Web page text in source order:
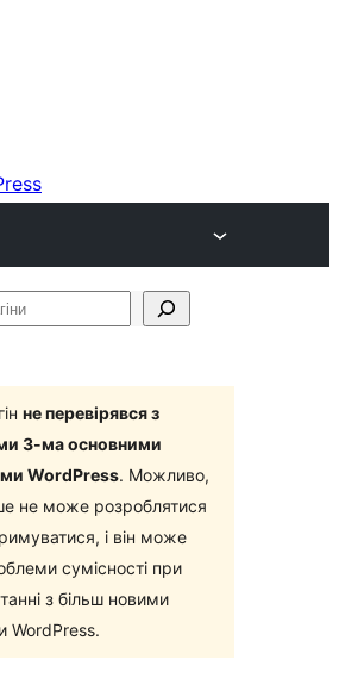
не перевірявся з
3-ма основними
WordPress. Можливо,
не може розроблятися
і він може
сумісності при
з більш новими
WordPress.